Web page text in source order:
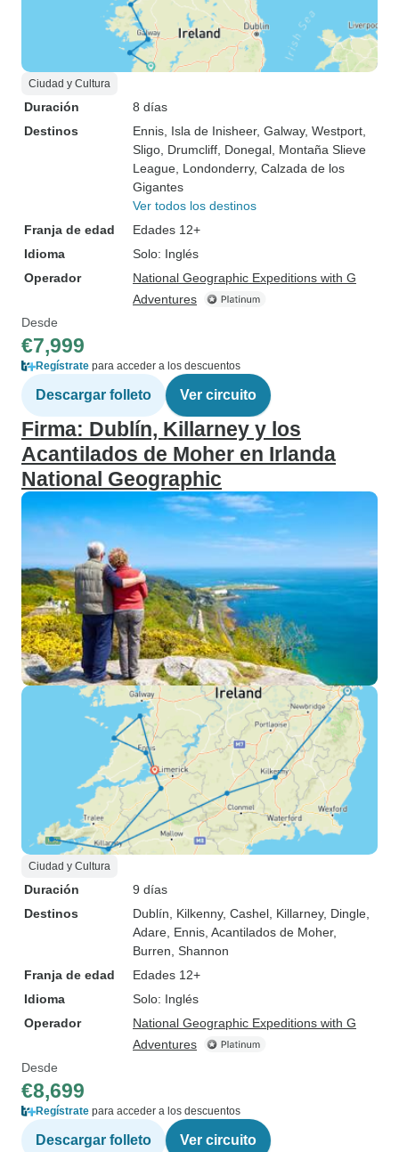
Ciudad y Cultura
Duración
8 días
Destinos
Ennis , Isla de Inisheer, Galway, Westport
Sligo , Drumcliff , Donegal , Montaña Slieve
League , Londonderry, Calzada de los
Gigantes
Ver todos los destinos
Franja de edad
Edades 12+
Idioma
Solo: Inglés
Operador
National Geographic Expeditions with G
Adventures
Desde
€7,999
Regístrate para acceder a los descuentos
Descargar folleto Ver circuito
Firma: Dublín, Killarney y los
Acantilados de Moher en Irlanda
National Geographic
Ciudad y Cultura
Duración
9 días
Destinos
Dublín , Kilkenny, Cashel , Killarney, Dingle
Adare , Ennis , Acantilados de Moher,
Burren , Shannon
Franja de edad
Edades 12+
Idioma
Solo: Inglés
Operador
National Geographic Expeditions with G
Adventures
Desde
€8,699
Regístrate para acceder a los descuentos
Descargar folleto Ver circuito